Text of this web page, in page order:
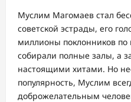
Муслим Магомаев стал
советской эстрады, его
миллионы поклонников по
собирали полные залы, а
настоящими хитами. Но
популярность, Муслим
доброжелательным